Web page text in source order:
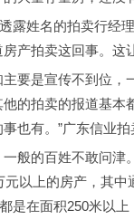
露姓名的拍卖行经
产拍卖这回事。这
要是宣传不到位
的拍卖的报道基本
也有。”广东信业拍
般的百姓不敢问
以上的房产，其
是在面积250米以上